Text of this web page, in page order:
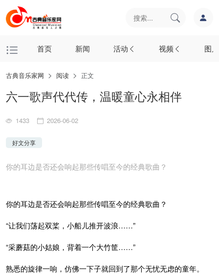
首页 新闻 活动 视频 图片
古典音乐家网 阅读 正文
六一歌声代代传，温暖童心永相伴
1433 2026-06-02
好文分享
你的耳边是否还会响起那些传唱至今的经典歌曲？
你的耳边是否还会响起那些传唱至今的经典歌曲？
“让我们荡起双桨，小船儿推开波浪……”
“采蘑菇的小姑娘，背着一个大竹筐……”
熟悉的旋律一响，仿佛一下子就回到了那个无忧无虑的童年。